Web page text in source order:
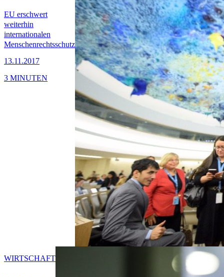
EU erschwert
weiterhin
internationalen
Menschenrechtsschutz
13.11.2017
3 MINUTEN
WIRTSCHAFT